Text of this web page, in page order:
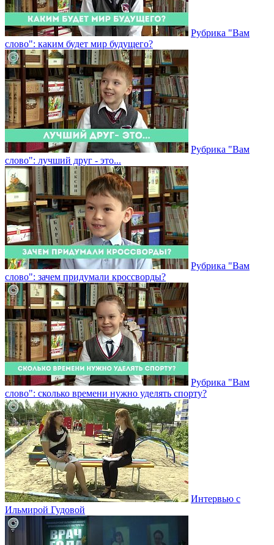
Рубрика "Вам
слово": каким будет мир будущего?
Рубрика "Вам
слово": лучший друг - это...
Рубрика "Вам
слово": зачем придумали кроссворды?
Рубрика "Вам
слово": сколько времени нужно уделять спорту?
Интервью с
Ильмирой Гудовой